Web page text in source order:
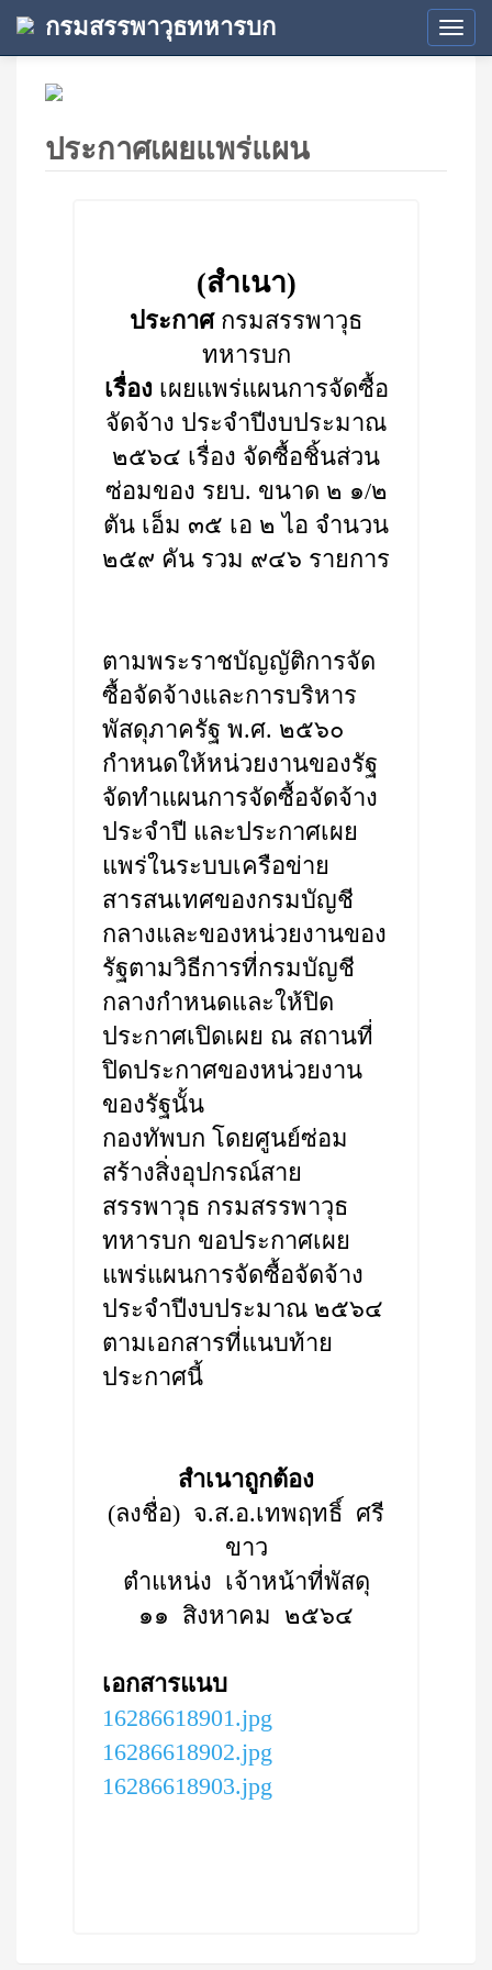
กรมสรรพาวุธทหารบก
ประกาศเผยแพร่แผน
(สำเนา)
ประกาศกรมสรรพาวุธ
ทหารบก
เรื่อง เผยแพร่แผนการจัดซื้อ
จัดจ้าง ประจำปีงบประมาณ
๒๕๖๔ เรื่อง จัดซื้อชิ้นส่วน
ซ่อมของ รยบ. ขนาด ๒ ๑/๒
ตัน เอ็ม ๓๕ เอ ๒ ไอ จำนวน
๒๕๙ คัน รวม ๙๔๖ รายการ
ตามพระราชบัญญัติการจัด
ซื้อจัดจ้างและการบริหาร
พัสดุภาครัฐ พ.ศ. ๒๕๖๐
กำหนดให้หน่วยงานของรัฐ
จัดทำแผนการจัดซื้อจัดจ้าง
ประจำปี และประกาศเผย
แพร่ในระบบเครือข่าย
สารสนเทศของกรมบัญชี
กลางและของหน่วยงานของ
รัฐตามวิธีการที่กรมบัญชี
กลางกำหนดและให้ปิด
ประกาศเปิดเผย ณ สถานที่
ปิดประกาศของหน่วยงาน
ของรัฐนั้น
กองทัพบก โดยศูนย์ซ่อม
สร้างสิ่งอุปกรณ์สาย
สรรพาวุธ กรมสรรพาวุธ
ทหารบก ขอประกาศเผย
แพร่แผนการจัดซื้อจัดจ้าง
ประจำปีงบประมาณ ๒๕๖๔
ตามเอกสารที่แนบท้าย
ประกาศนี้
สำเนาถูกต้อง
(ลงชื่อ) จ.ส.อ.เทพฤทธิ์ ศรี
ขาว
ตำแหน่ง เจ้าหน้าที่พัสดุ
๑๑ สิงหาคม ๒๕๖๔
เอกสารแนบ
16286618901.jpg
16286618902.jpg
16286618903.jpg